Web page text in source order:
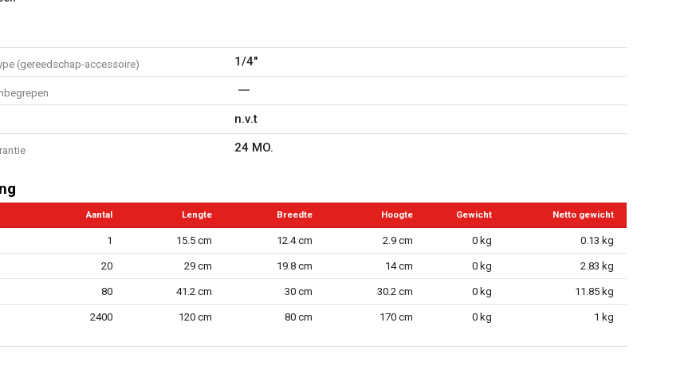
(gereedschap-accessoire) 1/4"
n.v.t
24 MO.
Aantal Lengte Breedte Hoogte Gewicht Netto gewicht
1 15.5 cm 12.4 cm 2.9 cm 0 kg 0.13 kg
20 29 cm 19.8 cm 14 cm 0 kg 2.83 kg
80 41.2 cm 30 cm 30.2 cm 0 kg 11.85 kg
2400 120 cm 80 cm 170 cm 0 kg 1 kg